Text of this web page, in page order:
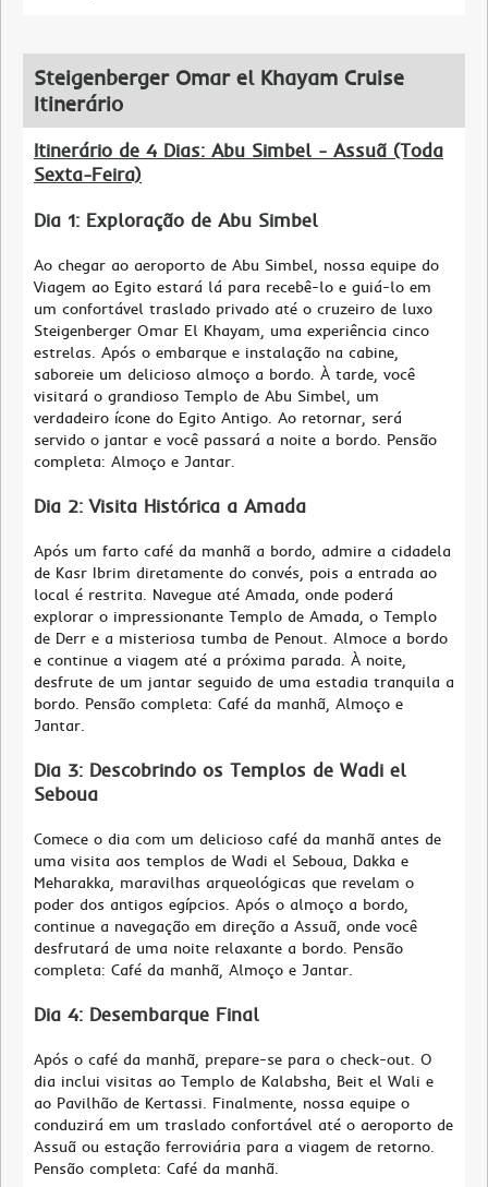
Steigenberger Omar el Khayam Cruise
Itinerário
Itinerário de 4 Dias: Abu Simbel - Assuã (Toda
Sexta-Feira)
Dia 1: Exploração de Abu Simbel
Ao chegar ao aeroporto de Abu Simbel, nossa equipe do
Viagem ao Egito estará lá para recebê-lo e guiá-lo em
um confortável traslado privado até o cruzeiro de luxo
Steigenberger Omar El Khayam, uma experiência cinco
estrelas. Após o embarque e instalação na cabine,
saboreie um delicioso almoço a bordo. À tarde, você
visitará o grandioso Templo de Abu Simbel, um
verdadeiro ícone do Egito Antigo. Ao retornar, será
servido o jantar e você passará a noite a bordo. Pensão
completa: Almoço e Jantar.
Dia 2: Visita Histórica a Amada
Após um farto café da manhã a bordo, admire a cidadela
de Kasr Ibrim diretamente do convés, pois a entrada ao
local é restrita. Navegue até Amada, onde poderá
explorar o impressionante Templo de Amada, o Templo
de Derr e a misteriosa tumba de Penout. Almoce a bordo
e continue a viagem até a próxima parada. À noite,
desfrute de um jantar seguido de uma estadia tranquila a
bordo. Pensão completa: Café da manhã, Almoço e
Jantar.
Dia 3: Descobrindo os Templos de Wadi el
Seboua
Comece o dia com um delicioso café da manhã antes de
uma visita aos templos de Wadi el Seboua, Dakka e
Meharakka, maravilhas arqueológicas que revelam o
poder dos antigos egípcios. Após o almoço a bordo,
continue a navegação em direção a Assuã, onde você
desfrutará de uma noite relaxante a bordo. Pensão
completa: Café da manhã, Almoço e Jantar.
Dia 4: Desembarque Final
Após o café da manhã, prepare-se para o check-out. O
dia inclui visitas ao Templo de Kalabsha, Beit el Wali e
ao Pavilhão de Kertassi. Finalmente, nossa equipe o
conduzirá em um traslado confortável até o aeroporto de
Assuã ou estação ferroviária para a viagem de retorno.
Pensão completa: Café da manhã.